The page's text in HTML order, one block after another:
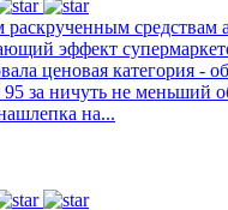
раскрученным средствам
эффект
ценовая категория -
за ничуть не меньший
на...